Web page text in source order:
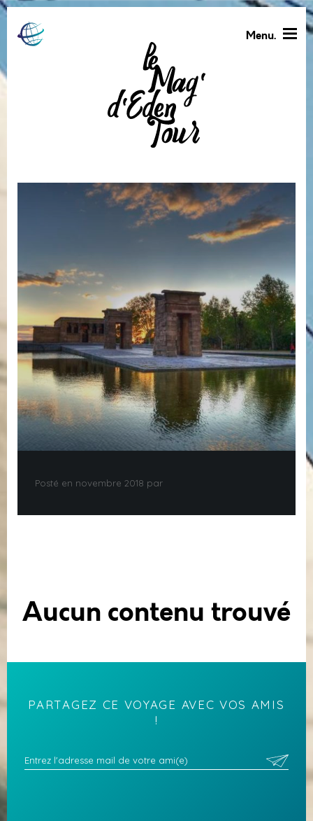
Menu.
Posté en novembre 2018 par
Aucun contenu trouvé
PARTAGEZ CE VOYAGE AVEC VOS AMIS
!